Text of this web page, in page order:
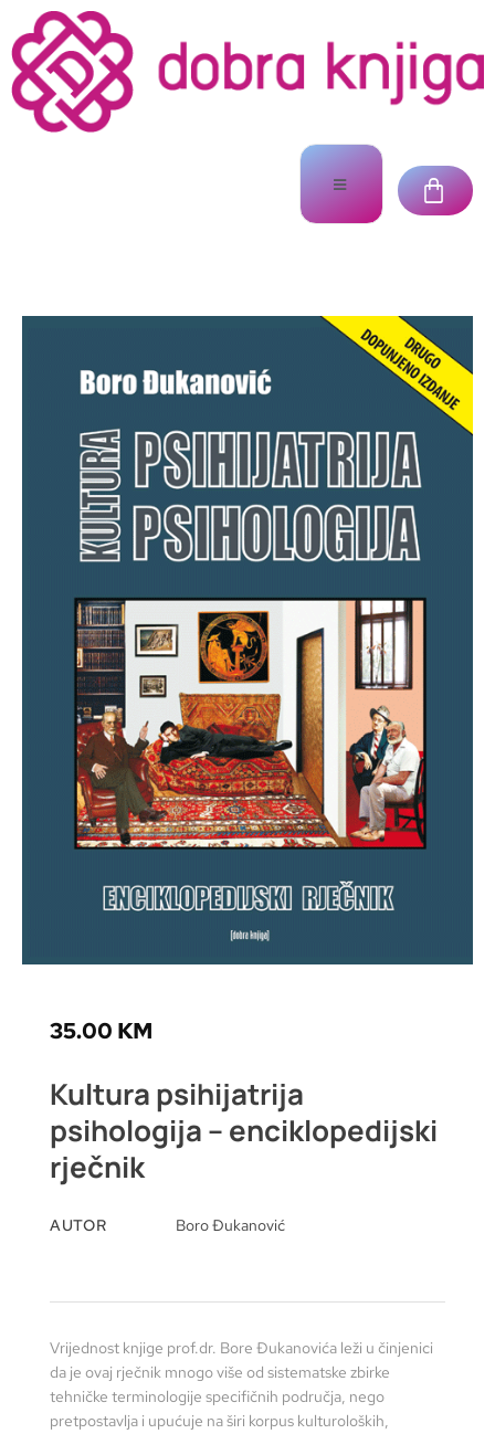
35.00 KM
Kultura psihijatrija
psihologija – enciklopedijski
rječnik
AUTOR Boro Đukanović
Vrijednost knjige prof.dr. Bore Đukanovića leži u činjenici
da je ovaj rječnik mnogo više od sistematske zbirke
tehničke terminologije specifičnih područja, nego
pretpostavlja i upućuje na širi korpus kulturoloških,